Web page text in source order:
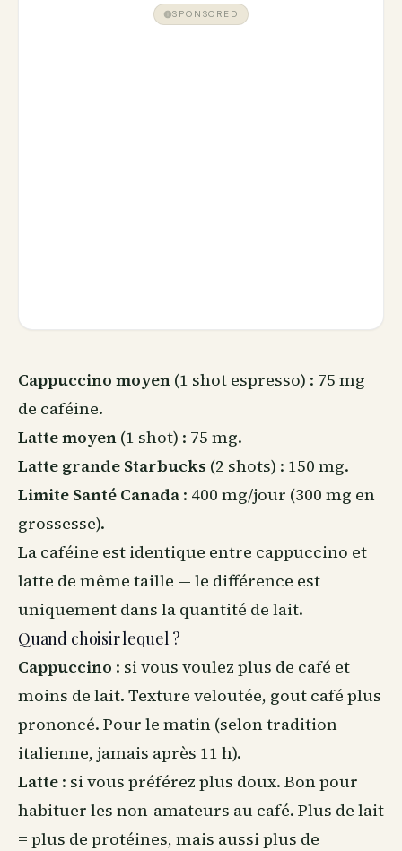
SPONSORED
Cappuccino moyen (1 shot espresso) : 75 mg
de caféine.
Latte moyen (1 shot) : 75 mg.
Latte grande Starbucks (2 shots) : 150 mg.
Limite Santé Canada : 400 mg/jour (300 mg en
grossesse).
La caféine est identique entre cappuccino et
latte de même taille — le différence est
uniquement dans la quantité de lait.
Quand choisir lequel ?
Cappuccino : si vous voulez plus de café et
moins de lait. Texture veloutée, gout café plus
prononcé. Pour le matin (selon tradition
italienne, jamais après 11 h).
Latte : si vous préférez plus doux. Bon pour
habituer les non-amateurs au café. Plus de lait
= plus de protéines, mais aussi plus de